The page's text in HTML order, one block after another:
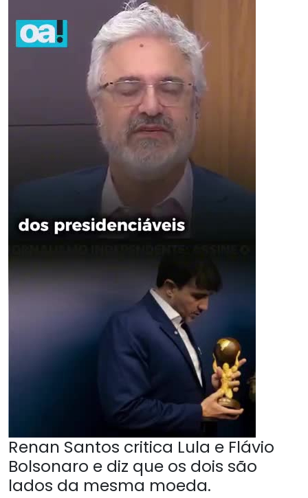
Renan Santos critica Lula e Flávio
Bolsonaro e diz que os dois são
lados da mesma moeda.